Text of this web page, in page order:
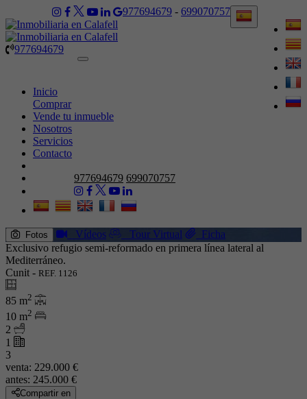
977694679 - 699070757
977694679
Toggle
Inicio
Comprar
Vende tu inmueble
Nosotros
Servicios
Contacto
977694679 699070757
Fotos Vídeos Tour Virtual
Ficha
Exclusivo refugio semi-reformado en primera línea lateral al
Mediterráneo.
Cunit - REF. 1126
85 m2
10 m2
2
1
3
venta: 229.000 €
antes: 245.000 €
Compartir en